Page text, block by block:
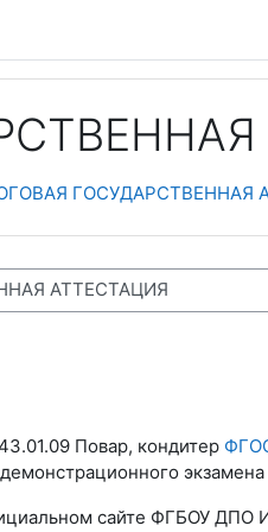
ГОСУДАРСТВЕННАЯ
Повар, кондитер
экзамена
сайте ФГБОУ ДПО